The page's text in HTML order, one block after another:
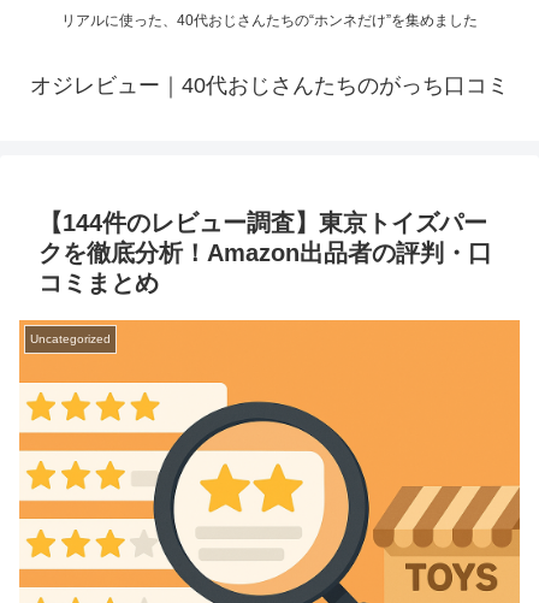
リアルに使った、40代おじさんたちの“ホンネだけ”を集めました
オジレビュー｜40代おじさんたちのがっち口コミ
【144件のレビュー調査】東京トイズパー
クを徹底分析！Amazon出品者の評判・口
コミまとめ
Uncategorized